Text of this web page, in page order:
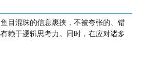
目混珠的信息裹挟，不被夸张的、错
赖于逻辑思考力。同时，在应对诸多